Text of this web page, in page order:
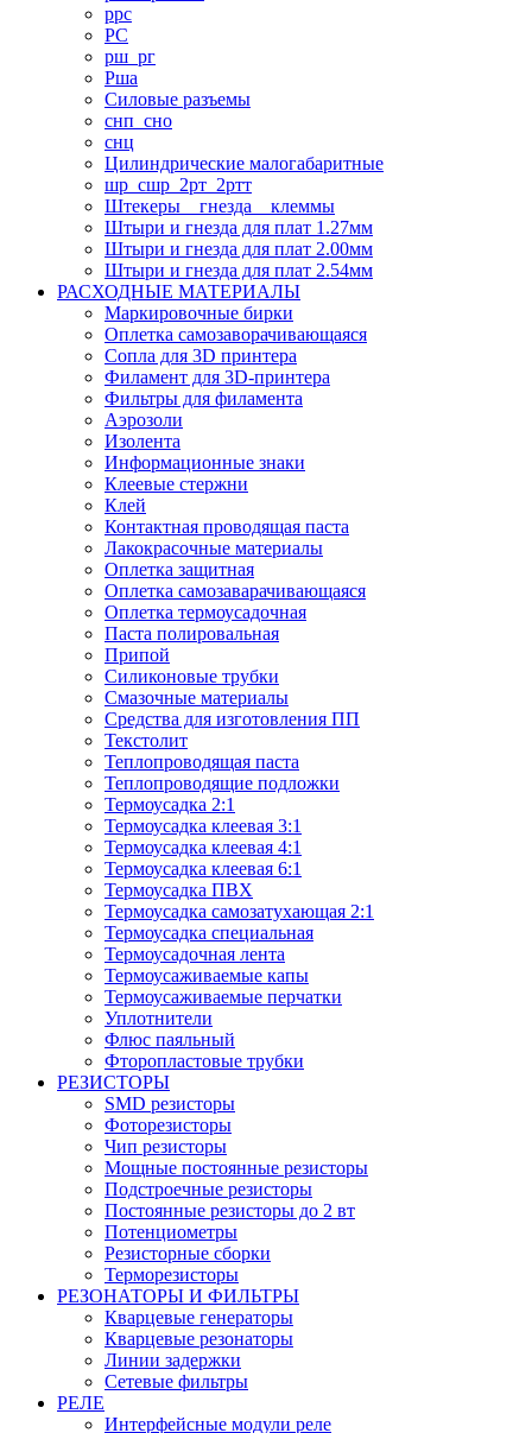
ррс
РС
рш_рг
Рша
Силовые разъемы
снп_сно
снц
Цилиндрические малогабаритные
шр_сшр_2рт_2ртт
Штекеры _ гнезда _ клеммы
Штыри и гнезда для плат 1.27мм
Штыри и гнезда для плат 2.00мм
Штыри и гнезда для плат 2.54мм
РАСХОДНЫЕ МАТЕРИАЛЫ
Маркировочные бирки
Оплетка самозаворачивающаяся
Сопла для 3D принтера
Филамент для 3D-принтера
Фильтры для филамента
Аэрозоли
Изолента
Информационные знаки
Клеевые стержни
Клей
Контактная проводящая паста
Лакокрасочные материалы
Оплетка защитная
Оплетка самозаварачивающаяся
Оплетка термоусадочная
Паста полировальная
Припой
Силиконовые трубки
Смазочные материалы
Средства для изготовления ПП
Текстолит
Теплопроводящая паста
Теплопроводящие подложки
Термоусадка 2:1
Термоусадка клеевая 3:1
Термоусадка клеевая 4:1
Термоусадка клеевая 6:1
Термоусадка ПВХ
Термоусадка самозатухающая 2:1
Термоусадка специальная
Термоусадочная лента
Термоусаживаемые капы
Термоусаживаемые перчатки
Уплотнители
Флюс паяльный
Фторопластовые трубки
РЕЗИСТОРЫ
SMD резисторы
Фоторезисторы
Чип резисторы
Мощные постоянные резисторы
Подстроечные резисторы
Постоянные резисторы до 2 вт
Потенциометры
Резисторные сборки
Терморезисторы
РЕЗОНАТОРЫ И ФИЛЬТРЫ
Кварцевые генераторы
Кварцевые резонаторы
Линии задержки
Сетевые фильтры
РЕЛЕ
Интерфейсные модули реле